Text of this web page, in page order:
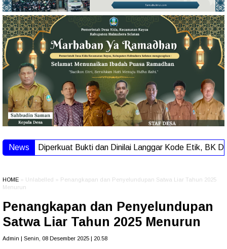
News Diperkuat Bukti dan Dinilai Langgar Kode Etik, BK
HOME » Unlabelled » Penangkapan dan Penyelundupan Satwa Liar Tahun 2025
Menurun
Penangkapan dan Penyelundupan
Satwa Liar Tahun 2025 Menurun
Admin | Senin, 08 Desember 2025 | 20.58